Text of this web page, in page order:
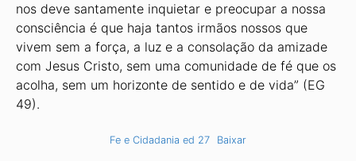
nos deve santamente inquietar e preocupar a nossa
consciência é que haja tantos irmãos nossos que
vivem sem a força, a luz e a consolação da amizade
com Jesus Cristo, sem uma comunidade de fé que os
acolha, sem um horizonte de sentido e de vida” (EG
49).
Fe e Cidadania ed 27 Baixar